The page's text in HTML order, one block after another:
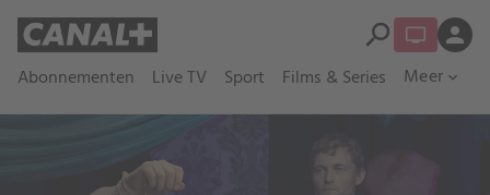
Abonnementen Live TV Sport Films & Series Meer expand_more
search person